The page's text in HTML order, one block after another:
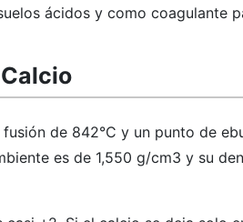
ácidos y como coagulante
de 842°C y un punto de
es de 1,550 g/cm3 y su